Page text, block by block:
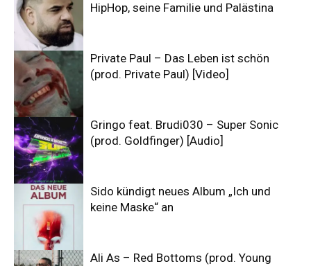
HipHop, seine Familie und Palästina
Private Paul – Das Leben ist schön
(prod. Private Paul) [Video]
Gringo feat. Brudi030 – Super Sonic
(prod. Goldfinger) [Audio]
Sido kündigt neues Album „Ich und
keine Maske“ an
Ali As – Red Bottoms (prod. Young